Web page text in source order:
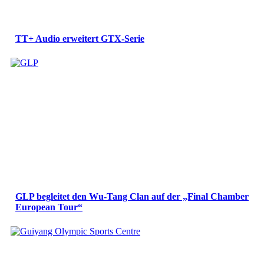
TT+ Audio erweitert GTX-Serie
GLP begleitet den Wu-Tang Clan auf der „Final Chamber
European Tour“